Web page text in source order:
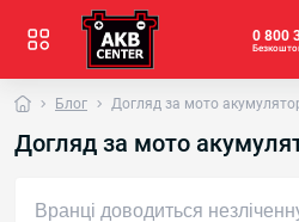
0 800
Блог Догляд за мото
Догляд за мото
Вранці доводиться незліченну